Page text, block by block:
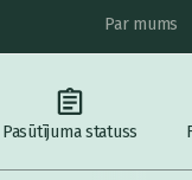
Par mums
Pasūtījuma statuss